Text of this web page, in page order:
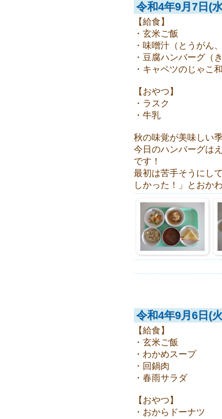
令和4年9月7日(
【給食】
・玄米ご飯
・味噌汁（とうがん
・豆腐ハンバーグ（
・キャベツのじゃこ
【おやつ】
・ラスク
・牛乳
秋の味覚が美味しい
今日のハンバーグは
です！
最初は苦手そうにし
しかった！」とおか
令和4年9月6日(
【給食】
・玄米ご飯
・わかめスープ
・回鍋肉
・春雨サラダ
【おやつ】
・おからドーナツ